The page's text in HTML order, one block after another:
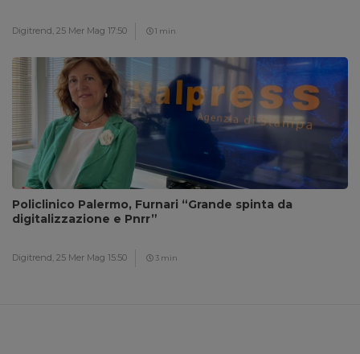
Digitrend, 25 Mer Mag 17:50 1 min
Policlinico Palermo, Furnari “Grande spinta da
digitalizzazione e Pnrr”
Digitrend, 25 Mer Mag 15:50 3 min